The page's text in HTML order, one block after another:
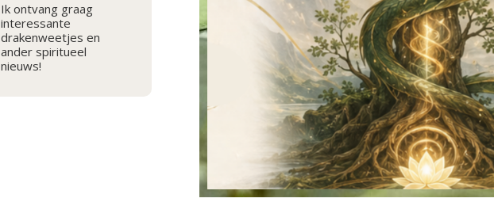
Ik ontvang graag
interessante
drakenweetjes en
ander spiritueel
nieuws!